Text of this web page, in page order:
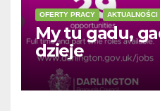
OFERTY PRACY AKTUALNOŚCI
My tu gadu,
dzieje